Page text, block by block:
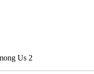
Us 2